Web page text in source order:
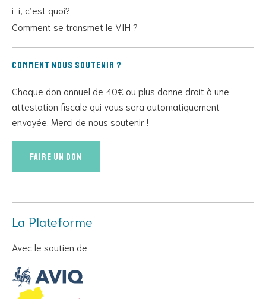
i=i, c’est quoi?
Comment se transmet le VIH ?
Comment nous soutenir ?
Chaque don annuel de 40€ ou plus donne droit à une
attestation fiscale qui vous sera automatiquement
envoyée. Merci de nous soutenir !
Faire un don
La Plateforme
Avec le soutien de